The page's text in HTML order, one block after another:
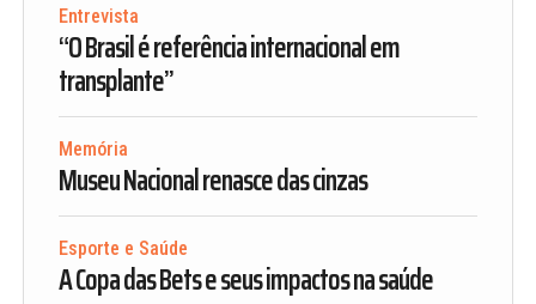
Entrevista
“O Brasil é referência internacional em
transplante”
Memória
Museu Nacional renasce das cinzas
Esporte e Saúde
A Copa das Bets e seus impactos na saúde